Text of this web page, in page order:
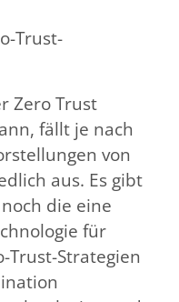
Trust-
Zero Trust
fällt je nach
von
aus. Es gibt
die eine
für
Trust-Strategien